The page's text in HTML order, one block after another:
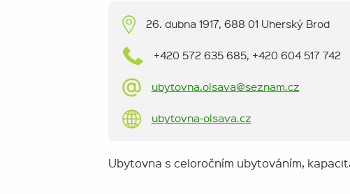
26. dubna 1917, 688 01 Uherský Brod
+420 572 635 685, +420 604 517 742
ubytovna.olsava@seznam.cz
ubytovna-olsava.cz
Ubytovna s celoročním ubytováním,